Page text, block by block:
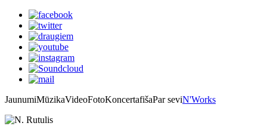
JaunumiMūzikaVideoFotoKoncertafišaPar seviN'Works